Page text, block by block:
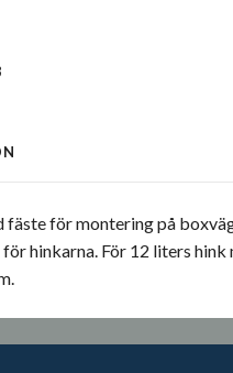
fäste för montering på
hinkarna. För 12 liters hink